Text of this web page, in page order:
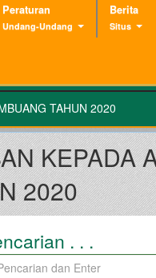
Peraturan
Undang-Undang
Berita
Situs
TAHUN 2020
KEPADA
2020
. . .